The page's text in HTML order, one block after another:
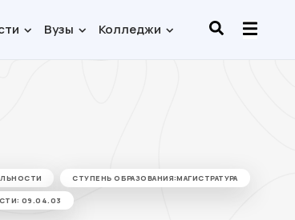
Вузы Колледжи
СТУПЕНЬ ОБРАЗОВАНИЯ:МАГИСТРАТУРА
09.04.03